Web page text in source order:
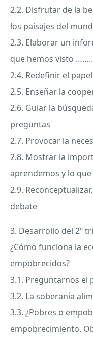
2.2. Disfrutar de la
los paisajes del
2.3. Elaborar un
que hemos visto
2.4. Redefinir el
2.5. Enseñar la
2.6. Guiar la
preguntas
2.7. Provocar la
2.8. Mostrar la
aprendemos y lo
2.9.
debate
3. Desarrollo del 2º
¿Cómo funciona la
empobrecidos?
3.1. Preguntarnos el
3.2. La soberanía
3.3. ¿Pobres o
empobrecimiento.